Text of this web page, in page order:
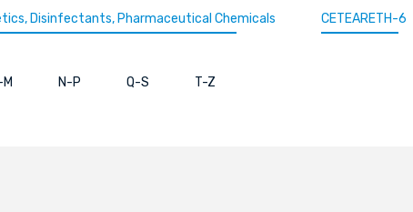
Disinfectants, Pharmaceutical Chemicals CETEARETH-6
N-P Q-S T-Z